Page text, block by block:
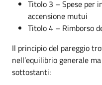
Titolo 3 – Spese per
accensione mutui
Titolo 4 – Rimborso
Il principio del pareggio
nell’equilibrio generale
sottostanti: